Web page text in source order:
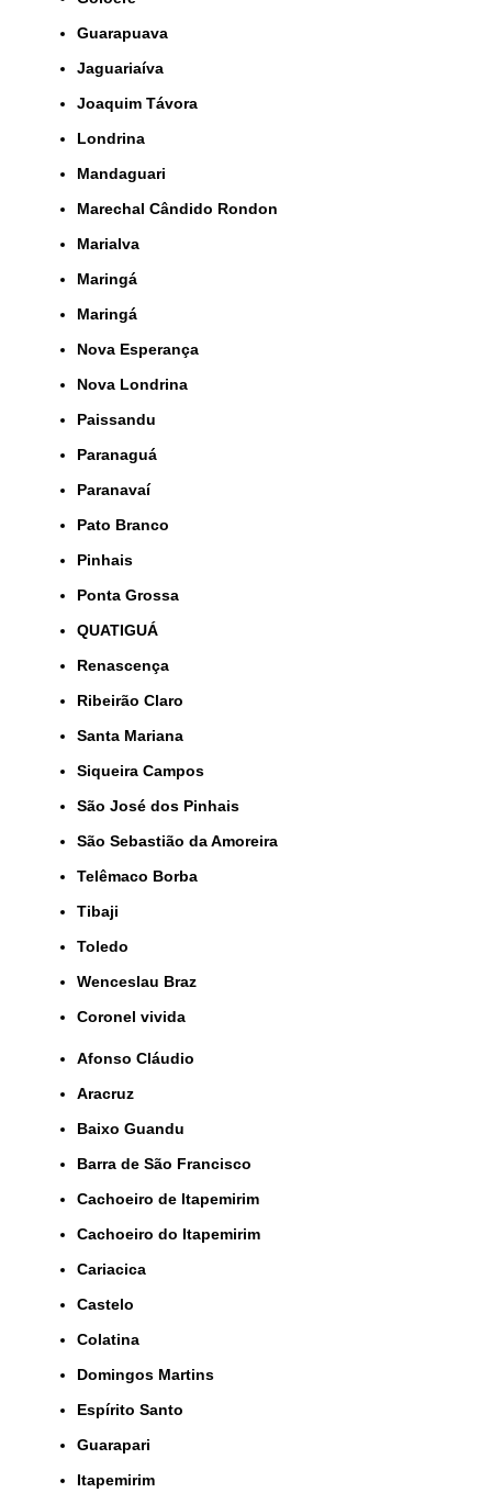
Guarapuava
Jaguariaíva
Joaquim Távora
Londrina
Mandaguari
Marechal Cândido Rondon
Marialva
Maringá
Maringá
Nova Esperança
Nova Londrina
Paissandu
Paranaguá
Paranavaí
Pato Branco
Pinhais
Ponta Grossa
QUATIGUÁ
Renascença
Ribeirão Claro
Santa Mariana
Siqueira Campos
São José dos Pinhais
São Sebastião da Amoreira
Telêmaco Borba
Tibaji
Toledo
Wenceslau Braz
coronel vivida
Afonso Cláudio
Aracruz
Baixo Guandu
Barra de São Francisco
Cachoeiro de Itapemirim
Cachoeiro do Itapemirim
Cariacica
Castelo
Colatina
Domingos Martins
Espírito Santo
Guarapari
Itapemirim